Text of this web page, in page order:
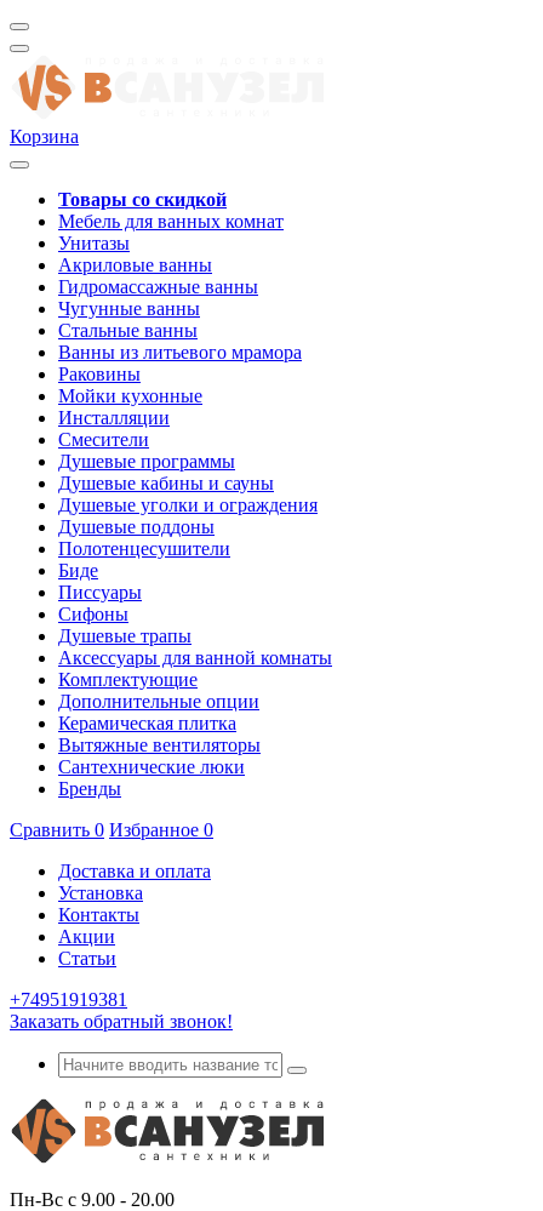
Корзина
Товары со скидкой
Мебель для ванных комнат
Унитазы
Акриловые ванны
Гидромассажные ванны
Чугунные ванны
Стальные ванны
Ванны из литьевого мрамора
Раковины
Мойки кухонные
Инсталляции
Смесители
Душевые программы
Душевые кабины и сауны
Душевые уголки и ограждения
Душевые поддоны
Полотенцесушители
Биде
Писсуары
Сифоны
Душевые трапы
Аксессуары для ванной комнаты
Комплектующие
Дополнительные опции
Керамическая плитка
Вытяжные вентиляторы
Сантехнические люки
Бренды
Сравнить 0 Избранное 0
Доставка и оплата
Установка
Контакты
Акции
Статьи
+74951919381
Заказать обратный звонок!
Пн-Вс с 9.00 - 20.00